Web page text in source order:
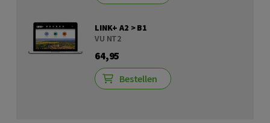
LINK+ A2 > B1
VU NT2
64,95
Bestellen